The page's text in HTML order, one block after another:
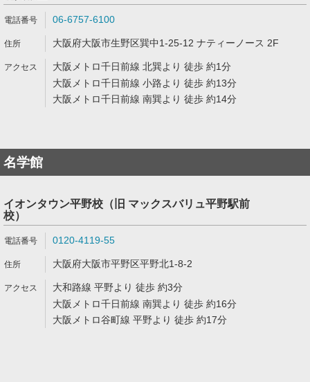
06-6757-6100
大阪府大阪市生野区巽中1-25-12 ナティーノース 2F
大阪メトロ千日前線 北巽より 徒歩 約1分
大阪メトロ千日前線 小路より 徒歩 約13分
大阪メトロ千日前線 南巽より 徒歩 約14分
名学館
イオンタウン平野校（旧 マックスバリュ平野駅前
校）
0120-4119-55
大阪府大阪市平野区平野北1-8-2
大和路線 平野より 徒歩 約3分
大阪メトロ千日前線 南巽より 徒歩 約16分
大阪メトロ谷町線 平野より 徒歩 約17分